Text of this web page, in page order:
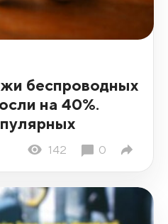
беспроводных
на 40%.
142 0